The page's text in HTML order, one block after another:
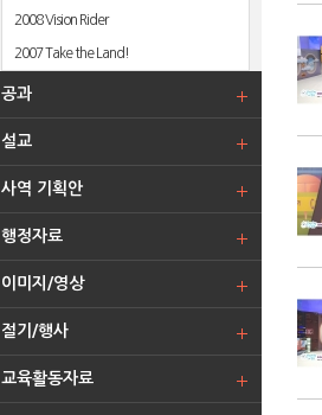
2008 Vision Rider
2007 Take the Land!
공과
설교
사역 기획안
행정자료
이미지/영상
절기/행사
교육활동자료